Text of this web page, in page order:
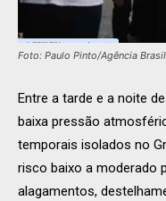
Foto: Paulo Pinto/Agência Brasil
Entre a tarde e a noite
baixa pressão
temporais isolados no
risco baixo a moderado
alagamentos,